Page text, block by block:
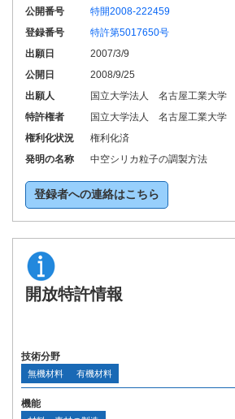
公開番号
特開2008-222459
登録番号
特許第5017650号
出願日
2007/3/9
公開日
2008/9/25
出願人
国立大学法人 名古屋工業大学
特許権者
国立大学法人 名古屋工業大学
権利化状況
権利化済
発明の名称
中空シリカ粒子の調製方法
登録者への連絡はこちら
開放特許情報
技術分野
無機材料 有機材料
機能